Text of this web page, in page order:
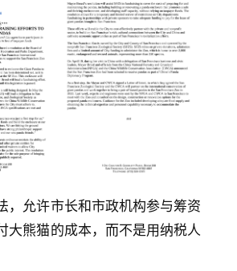
，允许市长和市政机构参与筹资
大熊猫的成本，而不是用纳税人